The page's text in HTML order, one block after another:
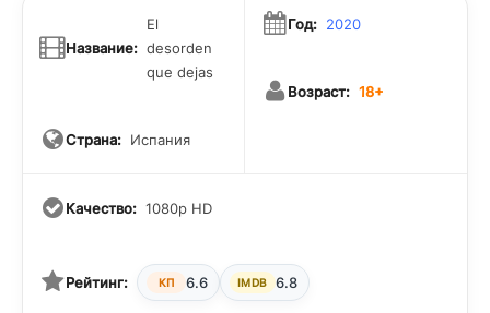
это загадочное событие как-то связано с историей всего
города. Женщина решает разобраться самостоятельно.
Название:
El
desorden
que dejas
Страна: Испания
Год: 2020
Возраст: 18+
Качество: 1080p HD
Рейтинг: КП 6.6 IMDB 6.8